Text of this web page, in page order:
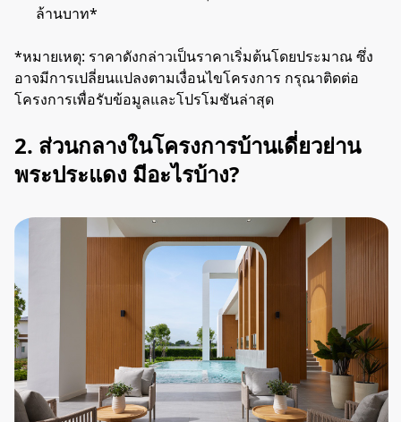
ล้านบาท*
*หมายเหตุ: ราคาดังกล่าวเป็นราคาเริ่มต้นโดยประมาณ ซึ่ง
อาจมีการเปลี่ยนแปลงตามเงื่อนไขโครงการ กรุณาติดต่อ
โครงการเพื่อรับข้อมูลและโปรโมชันล่าสุด
2. ส่วนกลางในโครงการบ้านเดี่ยวย่าน
พระประแดง มีอะไรบ้าง?